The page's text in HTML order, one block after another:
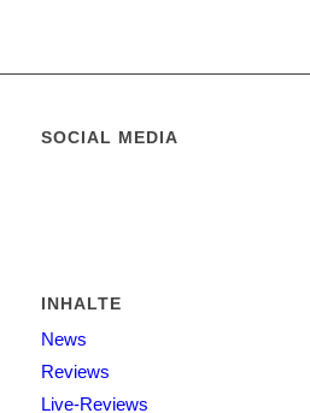
SOCIAL MEDIA
INHALTE
News
Reviews
Live-Reviews